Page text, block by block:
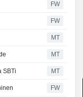
FW
FW
MT
MT
SBTi MT
FW